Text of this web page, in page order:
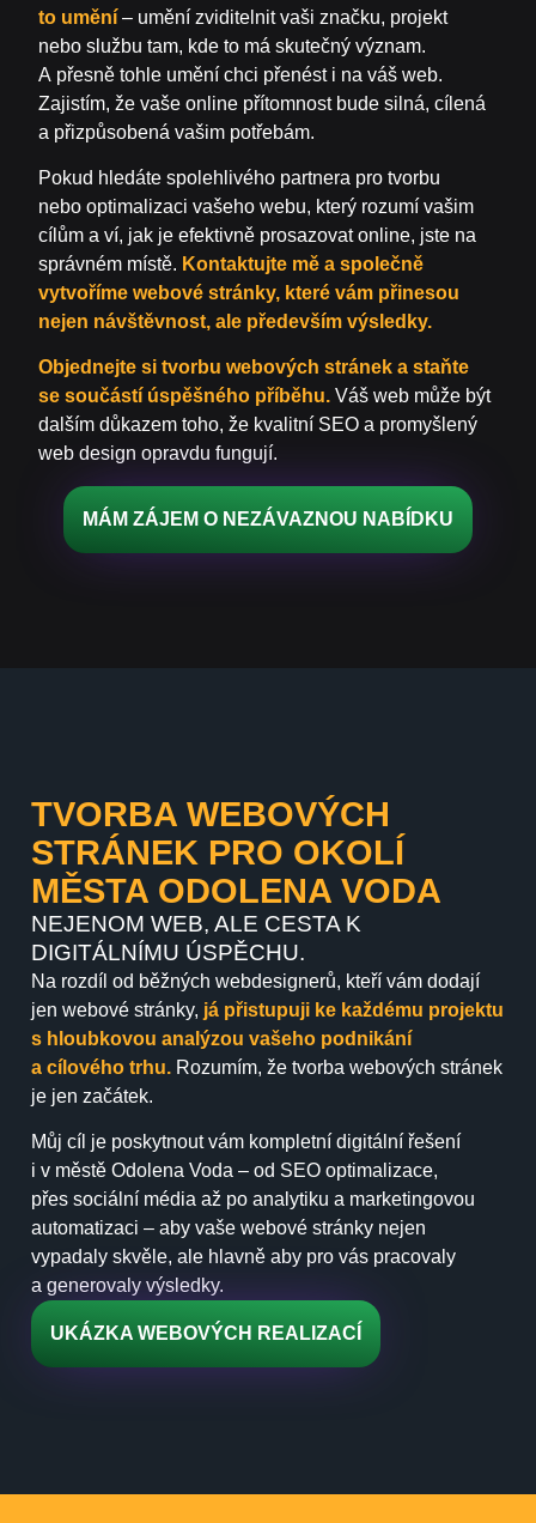
to umění – umění zviditelnit vaši značku, projekt
nebo službu tam, kde to má skutečný význam.
A přesně tohle umění chci přenést i na váš web.
Zajistím, že vaše online přítomnost bude silná, cílená
a přizpůsobená vašim potřebám.
Pokud hledáte spolehlivého partnera pro tvorbu
nebo optimalizaci vašeho webu, který rozumí vašim
cílům a ví, jak je efektivně prosazovat online, jste na
správném místě. Kontaktujte mě a společně
vytvoříme webové stránky, které vám přinesou
nejen návštěvnost, ale především výsledky.
Objednejte si tvorbu webových stránek a staňte
se součástí úspěšného příběhu. Váš web může být
dalším důkazem toho, že kvalitní SEO a promyšlený
web design opravdu fungují.
MÁM ZÁJEM O NEZÁVAZNOU NABÍDKU
TVORBA WEBOVÝCH
STRÁNEK PRO OKOLÍ
MĚSTA ODOLENA VODA
NEJENOM WEB, ALE CESTA K
DIGITÁLNÍMU ÚSPĚCHU.
Na rozdíl od běžných webdesignerů, kteří vám dodají
jen webové stránky, já přistupuji ke každému projektu
s hloubkovou analýzou vašeho podnikání
a cílového trhu. Rozumím, že tvorba webových stránek
je jen začátek.
Můj cíl je poskytnout vám kompletní digitální řešení
i v městě Odolena Voda – od SEO optimalizace,
přes sociální média až po analytiku a marketingovou
automatizaci – aby vaše webové stránky nejen
vypadaly skvěle, ale hlavně aby pro vás pracovaly
a generovaly výsledky.
UKÁZKA WEBOVÝCH REALIZACÍ